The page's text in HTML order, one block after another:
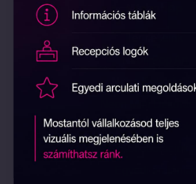
Webshop
Neon Pop Art
Neon Dekorációk
Neon Feliratok